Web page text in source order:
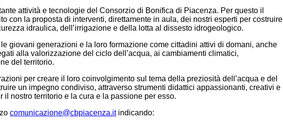
attività e tecnologie del Consorzio di Bonifica di Piacenza. Per questo il
con la proposta di interventi, direttamente in aula, dei nostri esperti per costruire
idraulica, dell’irrigazione e della lotta al dissesto idrogeologico.
giovani generazioni e la loro formazione come cittadini attivi di domani, anche
alla valorizzazione del ciclo dell’acqua, ai cambiamenti climatici,
del territorio.
per creare il loro coinvolgimento sul tema della preziosità dell’acqua e del
un impegno condiviso, attraverso strumenti didattici appassionanti, creativi e
il nostro territorio e la cura e la passione per esso.
comunicazione@cbpiacenza.itindicando: